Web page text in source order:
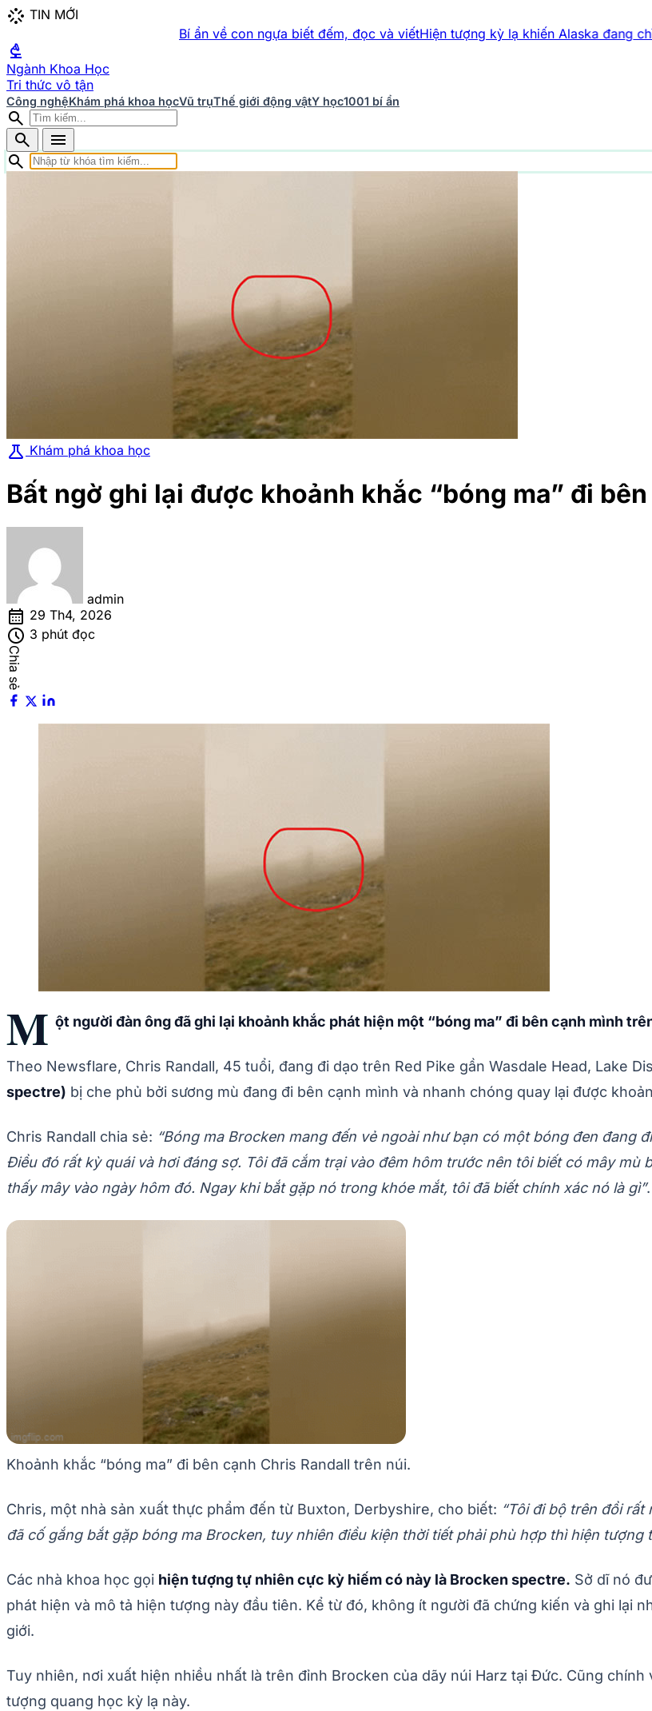
stream TIN MỚI
Bí ẩn về con ngựa biết đếm, đọc và viếtHiện tượng kỳ lạ khiến Alaska đang chìm trong
biotech
Ngành Khoa Học
Tri thức vô tận
Công nghệKhám phá khoa họcVũ trụThế giới động vậtY học1001 bí ẩn
search
search
menu
search
science Khám phá khoa học
Bất ngờ ghi lại được khoảnh khắc “bóng ma” đi
admin
calendar_month 29 Th4, 2026
schedule 3 phút đọc
Chia sẻ
M ột người đàn ông đã ghi lại khoảnh khắc phát hiện một “bóng ma” đi bên cạnh mình
Theo Newsflare, Chris Randall, 45 tuổi, đang đi dạo trên Red Pike gần Wasdale Head, Lake
spectre) bị che phủ bởi sương mù đang đi bên cạnh mình và nhanh chóng quay lại được
Chris Randall chia sẻ: “Bóng ma Brocken mang đến vẻ ngoài như bạn có một bóng đen đang
Điều đó rất kỳ quái và hơi đáng sợ. Tôi đã cắm trại vào đêm hôm trước nên tôi biết có mây
thấy mây vào ngày hôm đó. Ngay khi bắt gặp nó trong khóe mắt, tôi đã biết chính xác nó là gì”.
Khoảnh khắc “bóng ma” đi bên cạnh Chris Randall trên núi.
Chris, một nhà sản xuất thực phẩm đến từ Buxton, Derbyshire, cho biết: “Tôi đi bộ trên đồi
đã cố gắng bắt gặp bóng ma Brocken, tuy nhiên điều kiện thời tiết phải phù hợp thì hiện tượng
Các nhà khoa học gọi hiện tượng tự nhiên cực kỳ hiếm có này là Brocken spectre. Sở dĩ nó
phát hiện và mô tả hiện tượng này đầu tiên. Kể từ đó, không ít người đã chứng kiến và ghi lại
giới.
Tuy nhiên, nơi xuất hiện nhiều nhất là trên đỉnh Brocken của dãy núi Harz tại Đức. Cũng
tượng quang học kỳ lạ này.